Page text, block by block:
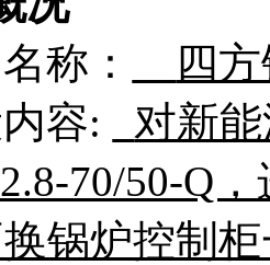
称：
四
容:
对新
70/50-Q
锅炉控制